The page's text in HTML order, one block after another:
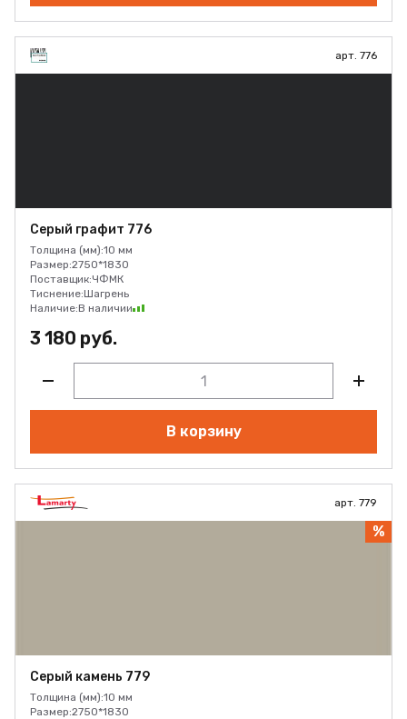
арт. 776
Серый графит 776
Толщина (мм):10 мм
Размер:2750*1830
Поставщик:ЧФМК
Тиснение:Шагрень
Наличие:В наличии
3 180 руб.
В корзину
арт. 779
%
Серый камень 779
Толщина (мм):10 мм
Размер:2750*1830